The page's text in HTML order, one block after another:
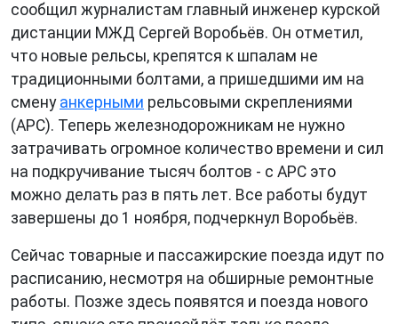
сообщил журналистам главный инженер курской
дистанции МЖД Сергей Воробьёв. Он отметил,
что новые рельсы, крепятся к шпалам не
традиционными болтами, а пришедшими им на
смену анкерными рельсовыми скреплениями
(АРС). Теперь железнодорожникам не нужно
затрачивать огромное количество времени и сил
на подкручивание тысяч болтов - с АРС это
можно делать раз в пять лет. Все работы будут
завершены до 1 ноября, подчеркнул Воробьёв.
Сейчас товарные и пассажирские поезда идут по
расписанию, несмотря на обширные ремонтные
работы. Позже здесь появятся и поезда нового